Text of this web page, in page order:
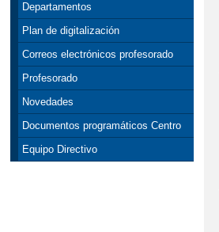
Departamentos
Plan de digitalización
Correos electrónicos profesorado
Profesorado
Novedades
Documentos programáticos Centro
Equipo Directivo